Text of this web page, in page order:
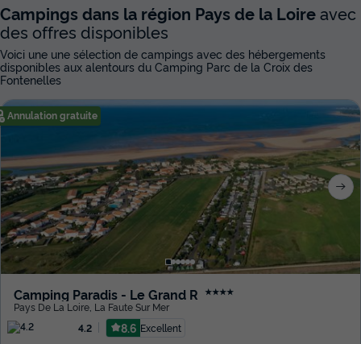
Campings dans la région Pays de la Loireavec
des offres disponibles
Voici une une sélection de campings avec des hébergements
disponibles aux alentours du Camping Parc de la Croix des
Fontenelles
Annulation gratuite
Camping Paradis - Le Grand R ★★★★
Pays De La Loire La Faute Sur Mer
4.2
8.6 Excellent